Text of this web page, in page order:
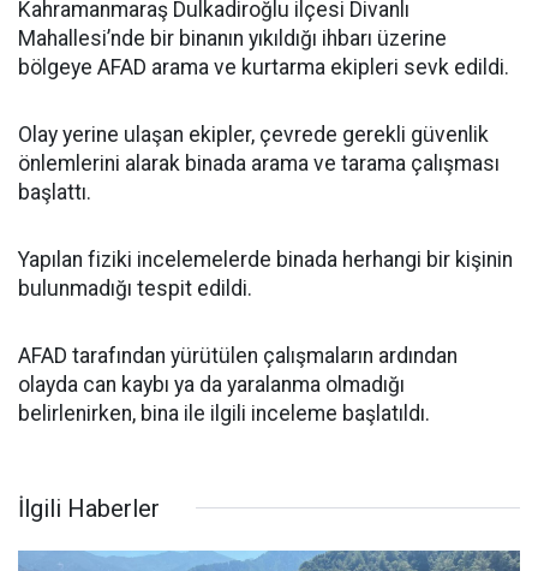
Kahramanmaraş Dulkadiroğlu ilçesi Divanlı
Mahallesi’nde bir binanın yıkıldığı ihbarı üzerine
bölgeye AFAD arama ve kurtarma ekipleri sevk edildi.
Olay yerine ulaşan ekipler, çevrede gerekli güvenlik
önlemlerini alarak binada arama ve tarama çalışması
başlattı.
Yapılan fiziki incelemelerde binada herhangi bir kişinin
bulunmadığı tespit edildi.
AFAD tarafından yürütülen çalışmaların ardından
olayda can kaybı ya da yaralanma olmadığı
belirlenirken, bina ile ilgili inceleme başlatıldı.
İlgili Haberler